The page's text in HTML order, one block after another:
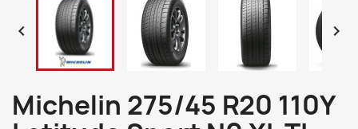
 
Michelin 275/45 R20 110Y